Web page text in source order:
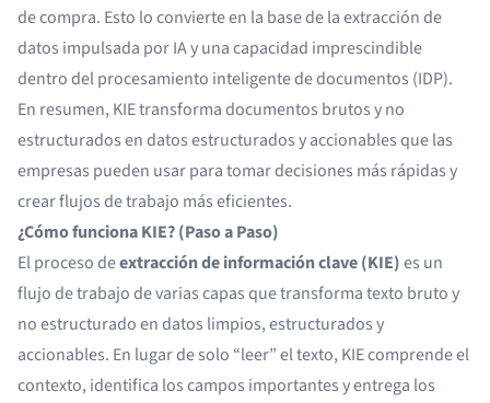
de compra. Esto lo convierte en la base de laextracción de
datos impulsada por IAy una capacidad imprescindible
dentro del procesamiento inteligente de documentos (IDP).
En resumen, KIE transforma documentos brutos y no
estructurados en datos estructurados y accionables que las
empresas pueden usar para tomar decisiones más rápidas y
crear flujos de trabajo más eficientes.
¿Cómo funciona KIE? (Paso a Paso)
El proceso deextracción de información clave (KIE)es un
flujo de trabajo de varias capas que transforma texto bruto y
no estructurado en datos limpios, estructurados y
accionables. En lugar de solo “leer” el texto, KIE comprende el
contexto, identifica los campos importantes y entrega los